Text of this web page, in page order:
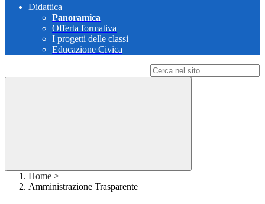
Didattica
Panoramica
Offerta formativa
I progetti delle classi
Educazione Civica
Home >
Amministrazione Trasparente